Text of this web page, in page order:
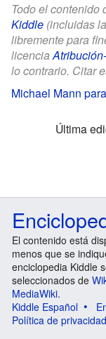
Todo el contenido
Kiddle (incluidas
libremente para
licencia
lo contrario. Citar
Michael Mann
Última
El contenido está
menos que se
enciclopedia Kiddle
seleccionados de
MediaWiki.
Kiddle Español
Política de privacidad